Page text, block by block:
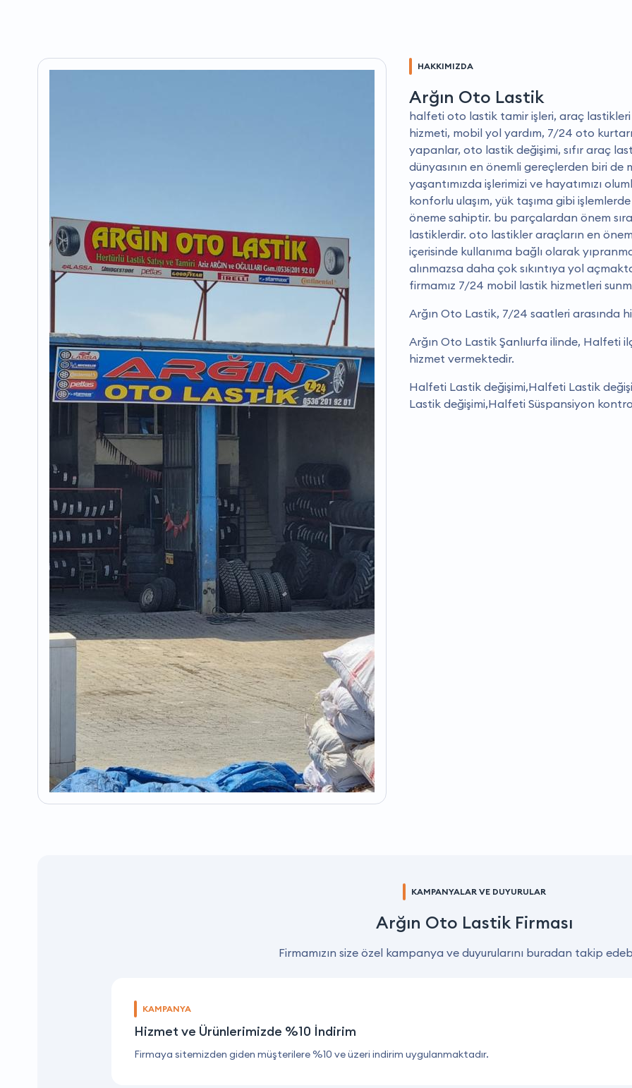
HAKKIMIZDA
Arğın Oto Lastik
halfeti oto lastik tamir işleri, araç lastikleri
hizmeti, mobil yol yardım, 7/24 oto
yapanlar, oto lastik değişimi, sıfır araç
dünyasının en önemli gereçlerden biri de
yaşantımızda işlerimizi ve hayatımızı
konforlu ulaşım, yük taşıma gibi
öneme sahiptir. bu parçalardan önem
lastiklerdir. oto lastikler araçların en
içerisinde kullanıma bağlı olarak
alınmazsa daha çok sıkıntıya yol
firmamız 7/24 mobil lastik hizmetleri
Arğın Oto Lastik, 7/24 saatleri arasında
Arğın Oto Lastik Şanlıurfa ilinde, Halfeti
hizmet vermektedir.
Halfeti Lastik değişimi,Halfeti Lastik
Lastik değişimi,Halfeti Süspansiyon
KAMPANYALAR VE DUYURULAR
Arğın Oto Lastik Firması
Firmamızın size özel kampanya ve duyurularını buradan takip
KAMPANYA
Hizmet ve Ürünlerimizde %10 İndirim
Firmaya sitemizden giden müşterilere %10 ve üzeri indirim uygulanmaktadır.